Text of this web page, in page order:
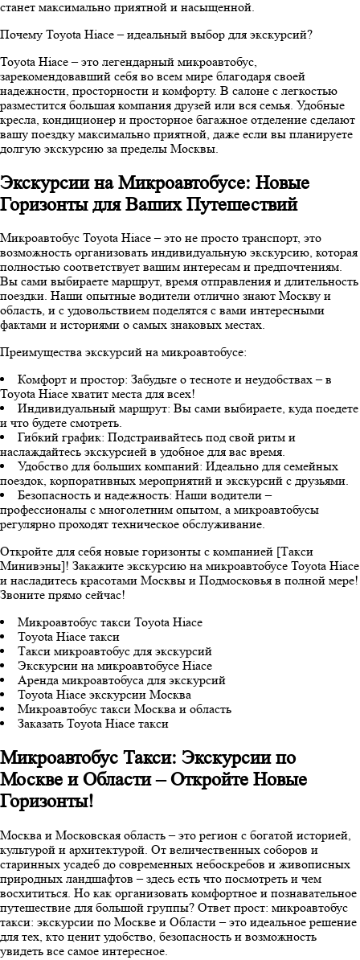
станет максимально приятной и насыщенной.
Почему Toyota Hiace – идеальный выбор для экскурсий?
Toyota Hiace – это легендарный микроавтобус,
зарекомендовавший себя во всем мире благодаря своей
надежности, просторности и комфорту. В салоне с легкостью
разместится большая компания друзей или вся семья. Удобные
кресла, кондиционер и просторное багажное отделение сделают
вашу поездку максимально приятной, даже если вы планируете
долгую экскурсию за пределы Москвы.
Экскурсии на Микроавтобусе: Новые
Горизонты для Ваших Путешествий
Микроавтобус Toyota Hiace – это не просто транспорт, это
возможность организовать индивидуальную экскурсию, которая
полностью соответствует вашим интересам и предпочтениям.
Вы сами выбираете маршрут, время отправления и длительность
поездки. Наши опытные водители отлично знают Москву и
область, и с удовольствием поделятся с вами интересными
фактами и историями о самых знаковых местах.
Преимущества экскурсий на микроавтобусе:
Комфорт и простор: Забудьте о тесноте и неудобствах – в
Toyota Hiace хватит места для всех!
Индивидуальный маршрут: Вы сами выбираете, куда поедете
и что будете смотреть.
Гибкий график: Подстраивайтесь под свой ритм и
наслаждайтесь экскурсией в удобное для вас время.
Удобство для больших компаний: Идеально для семейных
поездок, корпоративных мероприятий и экскурсий с друзьями.
Безопасность и надежность: Наши водители –
профессионалы с многолетним опытом, а микроавтобусы
регулярно проходят техническое обслуживание.
Откройте для себя новые горизонты с компанией [Такси
Минивэны]! Закажите экскурсию на микроавтобусе Toyota Hiace
и насладитесь красотами Москвы и Подмосковья в полной мере!
Звоните прямо сейчас!
Микроавтобус такси Toyota Hiace
Toyota Hiace такси
Такси микроавтобус для экскурсий
Экскурсии на микроавтобусе Hiace
Аренда микроавтобуса для экскурсий
Toyota Hiace экскурсии Москва
Микроавтобус такси Москва и область
Заказать Toyota Hiace такси
Микроавтобус Такси: Экскурсии по
Москве и Области – Откройте Новые
Горизонты!
Москва и Московская область – это регион с богатой историей,
культурой и архитектурой. От величественных соборов и
старинных усадеб до современных небоскребов и живописных
природных ландшафтов – здесь есть что посмотреть и чем
восхититься. Но как организовать комфортное и познавательное
путешествие для большой группы? Ответ прост: микроавтобус
такси: экскурсии по Москве и Области – это идеальное решение
для тех, кто ценит удобство, безопасность и возможность
увидеть все самое интересное.